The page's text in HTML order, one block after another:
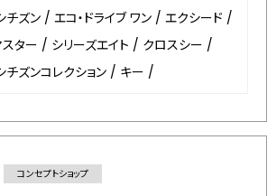
チズン / エコ・ドライブ ワン / エクシード /
ター / シリーズエイト / クロスシー /
チズンコレクション / キー /
コンセプトショップ